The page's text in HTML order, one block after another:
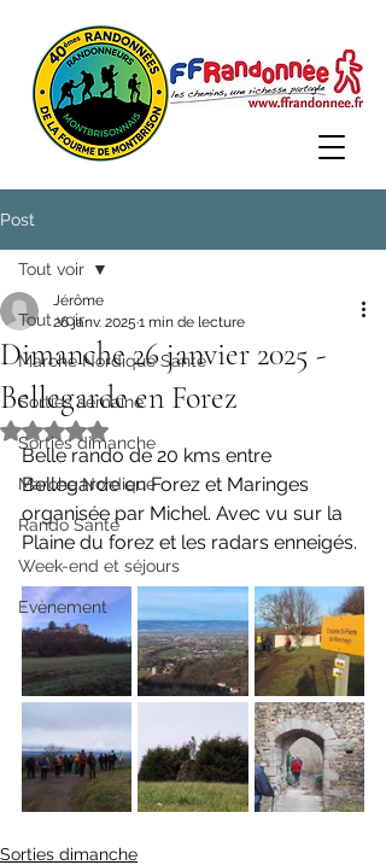
Post
Tout voir
Marche Nordique Santé
Sorties semaine
Sorties dimanche
Marche Nordique
Rando Santé
Week-end et séjours
Evènement
Tout voir
Dimanche 26 janvier 2025 -
Bellegarde en Forez
Jérôme
26 janv. 2025 1 min de lecture
Noté NaN étoiles sur 5.
Belle rando de 20 kms entre
Bellegarde en Forez et Maringes
organisée par Michel. Avec vu sur la
Plaine du forez et les radars enneigés.
Sorties dimanche